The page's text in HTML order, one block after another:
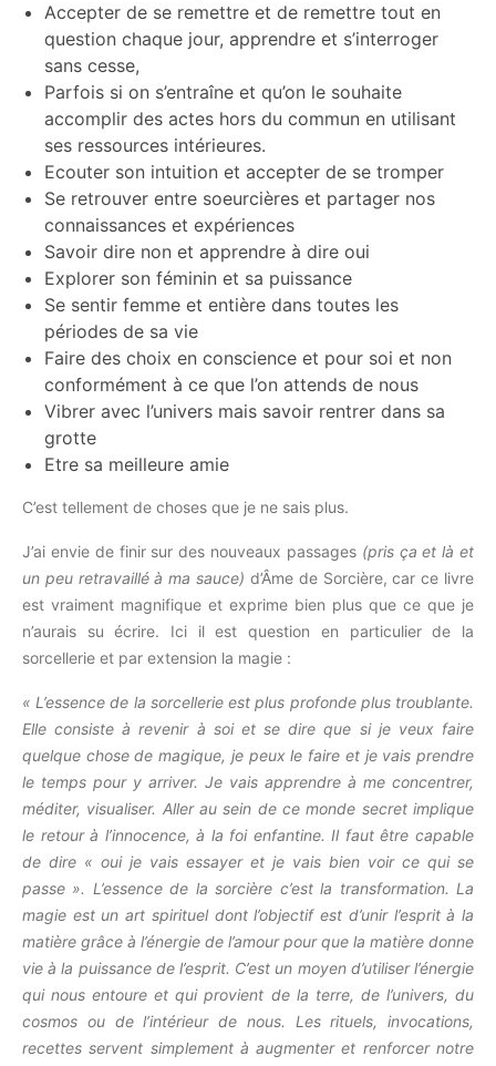
Accepter de se remettre et de remettre tout en
question chaque jour, apprendre et s’interroger
sans cesse,
Parfois si on s’entraîne et qu’on le souhaite
accomplir des actes hors du commun en utilisant
ses ressources intérieures.
Ecouter son intuition et accepter de se tromper
Se retrouver entre soeurcières et partager nos
connaissances et expériences
Savoir dire non et apprendre à dire oui
Explorer son féminin et sa puissance
Se sentir femme et entière dans toutes les
périodes de sa vie
Faire des choix en conscience et pour soi et non
conformément à ce que l’on attends de nous
Vibrer avec l’univers mais savoir rentrer dans sa
grotte
Etre sa meilleure amie
C’est tellement de choses que je ne sais plus.
J’ai envie de finir sur des nouveaux passages (pris ça et là et
un peu retravaillé à ma sauce) d’Âme de Sorcière, car ce livre
est vraiment magnifique et exprime bien plus que ce que je
n’aurais su écrire. Ici il est question en particulier de la
sorcellerie et par extension la magie :
« L’essence de la sorcellerie est plus profonde plus troublante.
Elle consiste à revenir à soi et se dire que si je veux faire
quelque chose de magique, je peux le faire et je vais prendre
le temps pour y arriver. Je vais apprendre à me concentrer,
méditer, visualiser. Aller au sein de ce monde secret implique
le retour à l’innocence, à la foi enfantine. Il faut être capable
de dire « oui je vais essayer et je vais bien voir ce qui se
passe ». L’essence de la sorcière c’est la transformation. La
magie est un art spirituel dont l’objectif est d’unir l’esprit à la
matière grâce à l’énergie de l’amour pour que la matière donne
vie à la puissance de l’esprit. C’est un moyen d’utiliser l’énergie
qui nous entoure et qui provient de la terre, de l’univers, du
cosmos ou de l’intérieur de nous. Les rituels, invocations,
recettes servent simplement à augmenter et renforcer notre